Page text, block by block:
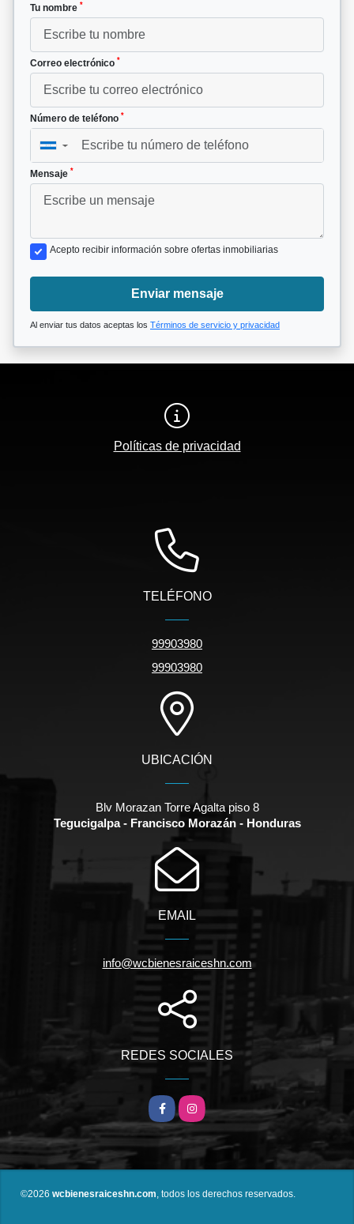
Tu nombre *
Correo electrónico *
Número de teléfono *
▼
Mensaje *
Acepto recibir información sobre ofertas inmobiliarias
Enviar mensaje
Al enviar tus datos aceptas los Términos de servicio y privacidad
Políticas de privacidad
TELÉFONO
99903980
99903980
UBICACIÓN
Blv Morazan Torre Agalta piso 8
Tegucigalpa - Francisco Morazán - Honduras
EMAIL
info@wcbienesraiceshn.com
REDES SOCIALES
Facebook
Instagram
©2026 wcbienesraiceshn.com , todos los derechos reservados.